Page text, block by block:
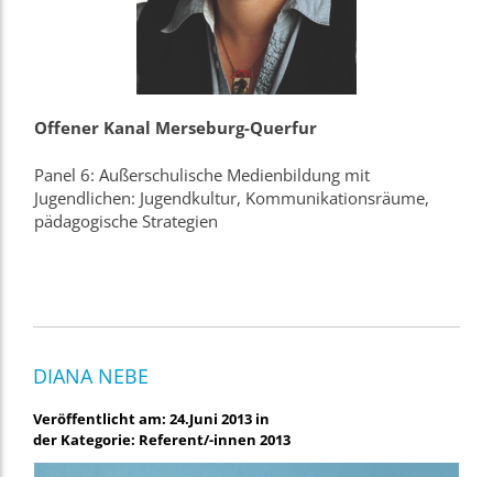
Offener Kanal Merseburg-Querfur
Panel 6: Außerschulische Medienbildung mit
Jugendlichen: Jugendkultur, Kommunikationsräume,
pädagogische Strategien
DIANA NEBE
Veröffentlicht am: 24.Juni 2013 in
der Kategorie: Referent/-innen 2013